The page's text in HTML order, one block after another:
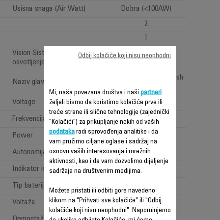
Usisna snaga (Air Watt)
Dobra (<100AW)
2
1
Vision Sistem: 'LED
osvetljenje'
Naziv glave za usisavanje
All types of floor brush
Voltage 100-240 V
Frekvencija 50-60 Hz
Power Power < 1 W
Autonomija Dugo (40min - 1h)
Indikator isticanja vremena Battery indicator
Tip baterije
Voltaža 18.5V
Mi, naša povezana društva i naši partneri
željeli bismo da koristimo kolačiće prve ili
treće strane ili slične tehnologije (zajednički
"Kolačići") za prikupljanje nekih od vaših
podatakaradi sprovođenja analitike i da
vam pružimo ciljane oglase i sadržaj na
osnovu vaših interesovanja i mrežnih
aktivnosti, kao i da vam dozvolimo dijeljenje
sadržaja na društvenim medijima.
Možete pristati ili odbiti gore navedeno
klikom na "Prihvati sve kolačiće" ili "Odbij
kolačiće koji nisu neophodni". Napominjemo
Odbij kolačiće koji nisu neophodni